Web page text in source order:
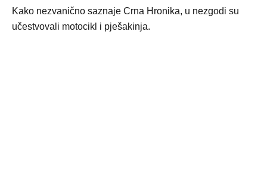
Kako nezvanično saznaje Crna Hronika, u nezgodi su
učestvovali motocikl i pješakinja.